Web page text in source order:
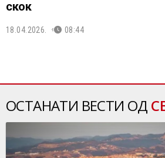
скок
18.04.2026. 08:44
ОСТАНАТИ ВЕСТИ ОД